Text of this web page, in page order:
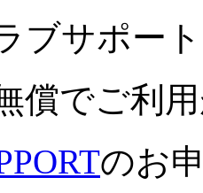
ブサポー
償でご利
のお